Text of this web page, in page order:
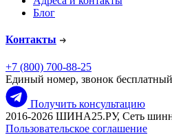
Блог
Контакты
+7 (800) 700-88-25
Единый номер, звонок бесплатный
Получить консультацию
2016-2026 ШИНА25.РУ, Сеть
Пользовательское соглашение